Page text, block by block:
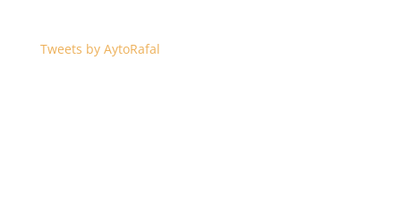
Tweets by AytoRafal